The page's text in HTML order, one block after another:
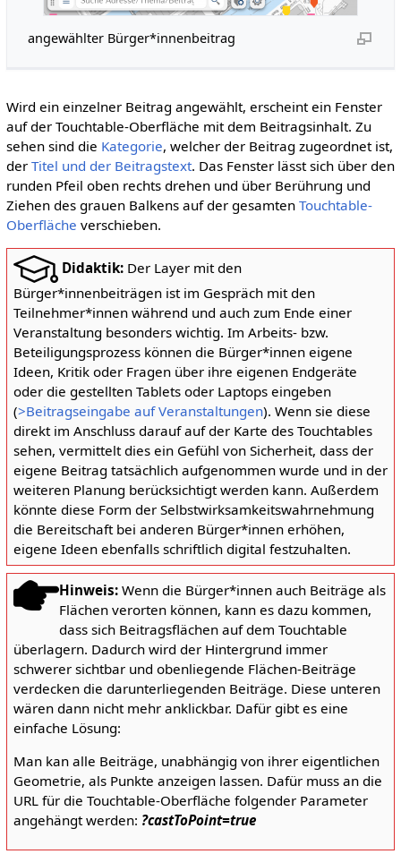
angewählter Bürger*innenbeitrag
Wird ein einzelner Beitrag angewählt, erscheint ein Fenster
auf der Touchtable-Oberfläche mit dem Beitragsinhalt. Zu
sehen sind die Kategorie, welcher der Beitrag zugeordnet ist,
der Titel und der Beitragstext. Das Fenster lässt sich über den
runden Pfeil oben rechts drehen und über Berührung und
Ziehen des grauen Balkens auf der gesamten Touchtable-
Oberfläche verschieben.
Didaktik:Der Layer mit den
Bürger*innenbeiträgen ist im Gespräch mit den
Teilnehmer*innen während und auch zum Ende einer
Veranstaltung besonders wichtig. Im Arbeits- bzw.
Beteiligungsprozess können die Bürger*innen eigene
Ideen, Kritik oder Fragen über ihre eigenen Endgeräte
oder die gestellten Tablets oder Laptops eingeben
(>Beitragseingabe auf Veranstaltungen). Wenn sie diese
direkt im Anschluss darauf auf der Karte des Touchtables
sehen, vermittelt dies ein Gefühl von Sicherheit, dass der
eigene Beitrag tatsächlich aufgenommen wurde und in der
weiteren Planung berücksichtigt werden kann. Außerdem
könnte diese Form der Selbstwirksamkeitswahrnehmung
die Bereitschaft bei anderen Bürger*innen erhöhen,
eigene Ideen ebenfalls schriftlich digital festzuhalten.
Hinweis:Wenn die Bürger*innen auch Beiträge als
Flächen verorten können, kann es dazu kommen,
dass sich Beitragsflächen auf dem Touchtable
überlagern. Dadurch wird der Hintergrund immer
schwerer sichtbar und obenliegende Flächen-Beiträge
verdecken die darunterliegenden Beiträge. Diese unteren
wären dann nicht mehr anklickbar. Dafür gibt es eine
einfache Lösung:
Man kan alle Beiträge, unabhängig von ihrer eigentlichen
Geometrie, als Punkte anzeigen lassen. Dafür muss an die
URL für die Touchtable-Oberfläche folgender Parameter
angehängt werden: ?castToPoint=true